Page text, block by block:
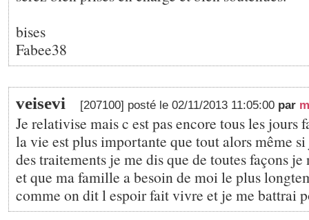
bises
Fabee38
veisevi [207100] posté le 02/11/2013 11:05:00 par
Je relativise mais c est pas encore tous les jours
la vie est plus importante que tout alors même
des traitements je me dis que de toutes façons
et que ma famille a besoin de moi le plus
comme on dit l espoir fait vivre et je me battrai